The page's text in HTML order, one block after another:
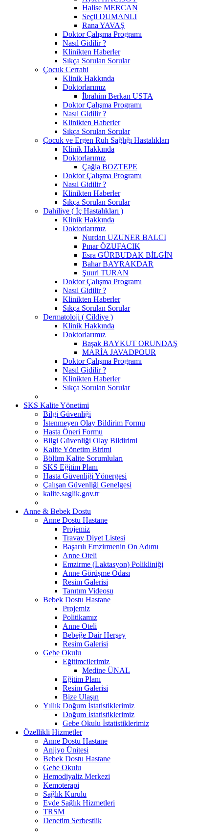
Halise MERCAN
Seçil DUMANLI
Rana YAVAŞ
Doktor Çalışma Programı
Nasıl Gidilir ?
Klinikten Haberler
Sıkça Sorulan Sorular
Çocuk Cerrahi
Klinik Hakkında
Doktorlarımız
İbrahim Berkan USTA
Doktor Çalışma Programı
Nasıl Gidilir ?
Klinikten Haberler
Sıkça Sorulan Sorular
Çocuk ve Ergen Ruh Sağlığı Hastalıkları
Klinik Hakkında
Doktorlarımız
Çağla BOZTEPE
Doktor Çalışma Programı
Nasıl Gidilir ?
Klinikten Haberler
Sıkça Sorulan Sorular
Dahiliye ( İç Hastalıkları )
Klinik Hakkında
Doktorlarımız
Nurdan UZUNER BALCI
Pınar ÖZUFACIK
Esra GÜRBUDAK BİLGİN
Bahar BAYRAKDAR
Şuuri TURAN
Doktor Çalışma Programı
Nasıl Gidilir ?
Klinikten Haberler
Sıkça Sorulan Sorular
Dermatoloji ( Cildiye )
Klinik Hakkında
Doktorlarımız
Başak BAYKUT ORUNDAŞ
MARİA JAVADPOUR
Doktor Çalışma Programı
Nasıl Gidilir ?
Klinikten Haberler
Sıkça Sorulan Sorular
SKS Kalite Yönetimi
Bilgi Güvenliği
İstenmeyen Olay Bildirim Formu
Hasta Öneri Formu
Bilgi Güvenliği Olay Bildirimi
Kalite Yönetim Birimi
Bölüm Kalite Sorumluları
SKS Eğitim Planı
Hasta Güvenliği Yönergesi
Çalışan Güvenliği Genelgesi
kalite.saglik.gov.tr
Anne & Bebek Dostu
Anne Dostu Hastane
Projemiz
Travay Diyet Listesi
Başarılı Emzirmenin On Adımı
Anne Oteli
Emzirme (Laktasyon) Polikliniği
Anne Görüşme Odası
Resim Galerisi
Tanıtım Videosu
Bebek Dostu Hastane
Projemiz
Politikamız
Anne Oteli
Bebeğe Dair Herşey
Resim Galerisi
Gebe Okulu
Eğitimcilerimiz
Medine ÜNAL
Eğitim Planı
Resim Galerisi
Bize Ulaşın
Yıllık Doğum İstatistiklerimiz
Doğum İstatistiklerimiz
Gebe Okulu İstatistiklerimiz
Özellikli Hizmetler
Anne Dostu Hastane
Anjiyo Ünitesi
Bebek Dostu Hastane
Gebe Okulu
Hemodiyaliz Merkezi
Kemoterapi
Sağlık Kurulu
Evde Sağlık Hizmetleri
TRSM
Denetim Serbestlik